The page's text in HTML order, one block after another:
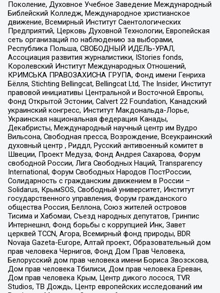
Поколение, Духовное Учебное Заведение Международный
Библейский Колледж, Международное христианское
движение, Всемирный Институт Саентологических
Предприятий, Церковь Духовной Технологии, Европейская
сеть организаций по наблюдению за выборами,
Республика Польша, СВОБОДНЫЙ ИДЕЛЬ-УРАЛ,
Ассоциация развития журналистики, IStories fonds,
Королевский Институт Международных Отношений,
КРИМСЬКА ПРАВОЗАХИСНА ГРУПА, Фонд имени Генриха
Бёлля, Stichting Bellingcat, Bellingcat Ltd, The Insider, Институт
правовой инициативы Центральной и Восточной Европы,
Фонд Открытой Эстонии, Calvert 22 Foundation, Канадский
украинский конгресс, Институт Макдональда-Лорье,
Украинская национальная федерация Канады,
Декабристы, Международный научный центр им Вудро
Вильсона, Свободная пресса, Возрождение, Всеукраинский
духовный центр , Риддл, Русский антивоенный комитет в
Швеции, Проект Медуза, Фонд Андрея Сахарова, Форум
свободной России, Лига Свободных Наций, Transparеncy
International, Форум Свободных Народов ПостРоссии,
Солидарность с гражданским движением в России –
Solidarus, КрымSOS, Свободный университет, Институт
государственного управления, Форум гражданского
общества Россия, Беллона, Союз жителей островов
Тисима и Хабомаи, Съезд народных депутатов, Гринпис
Интернешнл, Фонд борьбы с коррупцией Инк, Завет
церквей TCCN, Агора, Всемирный фонд природы, BDR
Novaja Gazeta-Europe, Алтай проект, Образовательный дом
прав человека Чернигов, Фонд Дом Прав Человека,
Белорусский дом прав человека имени Бориса Звозскова,
Дом прав человека Тбилиси, Дом прав человека Ереван,
Дом прав человека Крым, Центр дикого лосося, TVR
Studios, ТВ Дождь, Центр европейских исследований им